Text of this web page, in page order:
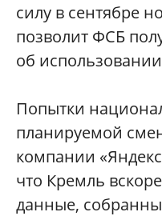
силу в сентябре
позволит ФСБ
об
Попытки
планируемой
компании
что Кремль
данные,